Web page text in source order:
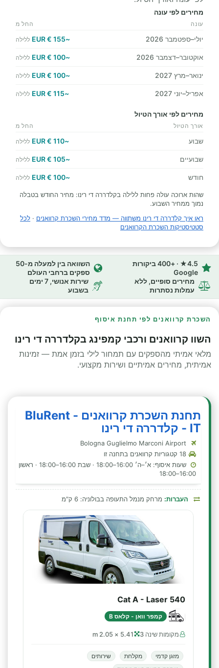
מחירים לפי עונה
עונה החל מ
יולי–ספטמבר 2026 ~155 € EUR ללילה
אוקטובר–דצמבר 2026 ~100 € EUR ללילה
ינואר–מרץ 2027 ~100 € EUR ללילה
אפריל–יוני 2027 ~115 € EUR ללילה
מחירים לפי אורך הטיול
אורך הטיול החל מ
שבוע ~110 € EUR ללילה
שבועיים ~105 € EUR ללילה
חודש ~100 € EUR ללילה
שהות ארוכה עולה פחות ללילה בקלדררה די רינו: מחיר החודש בטבלה
נמוך ממחיר השבוע.
ראו איך קלדררה די רינו משתווה — מדד מחירי השכרת קרוואנים · לכל
סטטיסטיקות השכרת הקרוואנים
4.5★ · +400 ביקורות
Google
השוואה בין למעלה מ-50
ספקים ברחבי העולם
מחירים סופיים, ללא
עמלות נסתרות
שירות אנושי, 7 ימים
בשבוע
השכרת קרוואנים לפי תחנת איסוף
השוו קרוואנים ורכבי קמפינג בקלדררה די רינו
מלאי אמיתי מהספקים עם תמחור לילי בזמן אמת — זמינות
אמיתית, מחירים אמיתיים ושירות מקצועי.
תחנת השכרת קרוואנים - BluRent
IT - קלדררה די רינו
שעות איסוף: א׳–ה׳ 16:00–18:00 · שבת 16:00–18:00 · ראשון
16:00–18:00
העברות: מרחק מנמל התעופה בבולוניה: 6 ק"מ
Cat A - Laser 540
קמפר וואן - קלאס B
מקומות שינה 3 5.41 × 2.05 m
מזגן קדמי מקלחת
שירותים